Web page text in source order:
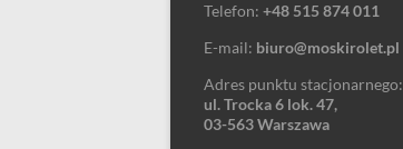
Telefon: +48 515 874 011
E-mail: biuro@moskirolet.pl
Adres punktu stacjonarnego:
ul. Trocka 6 lok. 47,
03-563 Warszawa